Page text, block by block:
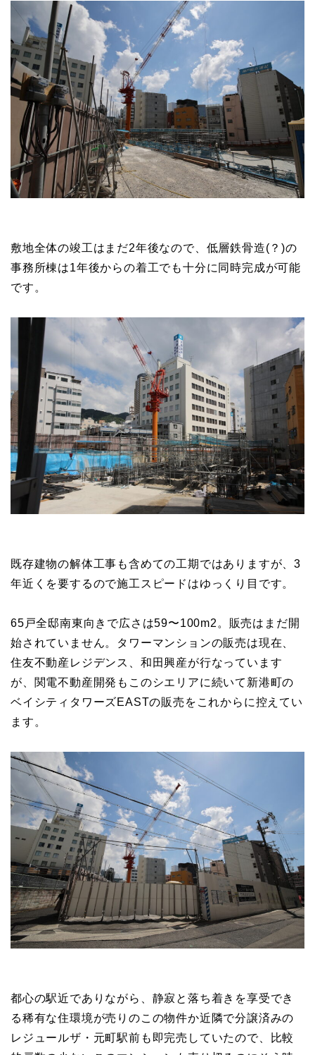
敷地全体の竣工はまだ2年後なので、低層鉄骨造(？)の
事務所棟は1年後からの着工でも十分に同時完成が可能
です。
既存建物の解体工事も含めての工期ではありますが、3
年近くを要するので施工スピードはゆっくり目です。
65戸全邸南東向きで広さは59〜100m2。販売はまだ開
始されていません。タワーマンションの販売は現在、
住友不動産レジデンス、和田興産が行なっています
が、関電不動産開発もこのシエリアに続いて新港町の
ベイシティタワーズEASTの販売をこれからに控えてい
ます。
都心の駅近でありながら、静寂と落ち着きを享受でき
る稀有な住環境が売りのこの物件か近隣で分譲済みの
レジュールザ・元町駅前も即完売していたので、比較